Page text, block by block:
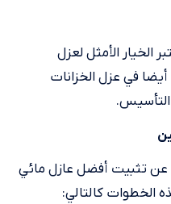
الأمثل لعزل
في عزل الخزانات
التأسيس.
تثبيت أفضل عازل مائي
الخطوات كالتالي: